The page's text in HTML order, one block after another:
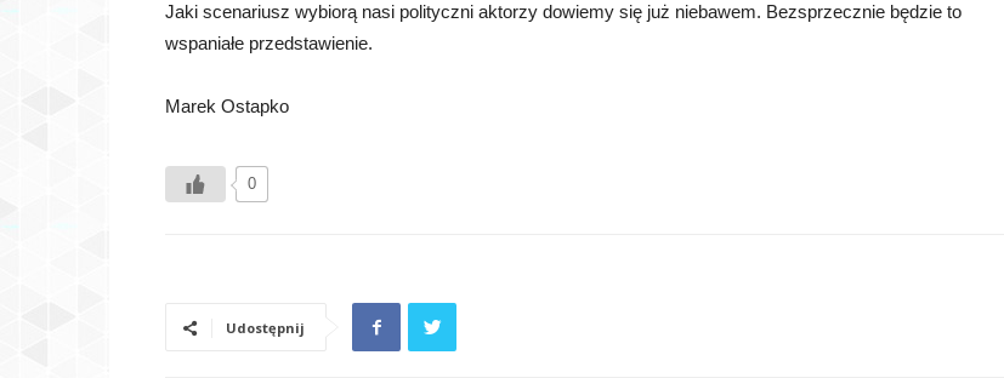
Jaki scenariusz wybiorą nasi polityczni aktorzy dowiemy się już niebawem. Bezsprzecznie będzie to
wspaniałe przedstawienie.
Marek Ostapko
0
Udostępnij